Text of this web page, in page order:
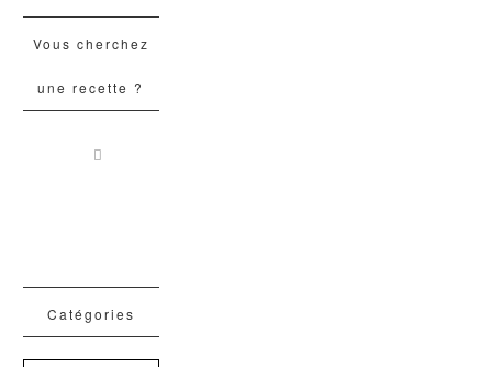
Vous cherchez
une recette ?
Catégories